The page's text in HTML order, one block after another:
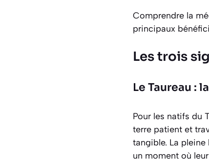
Comprendre la
principaux
Les trois
Le Taureau :
Pour les natifs du
terre patient et
tangible. La pleine
un moment où